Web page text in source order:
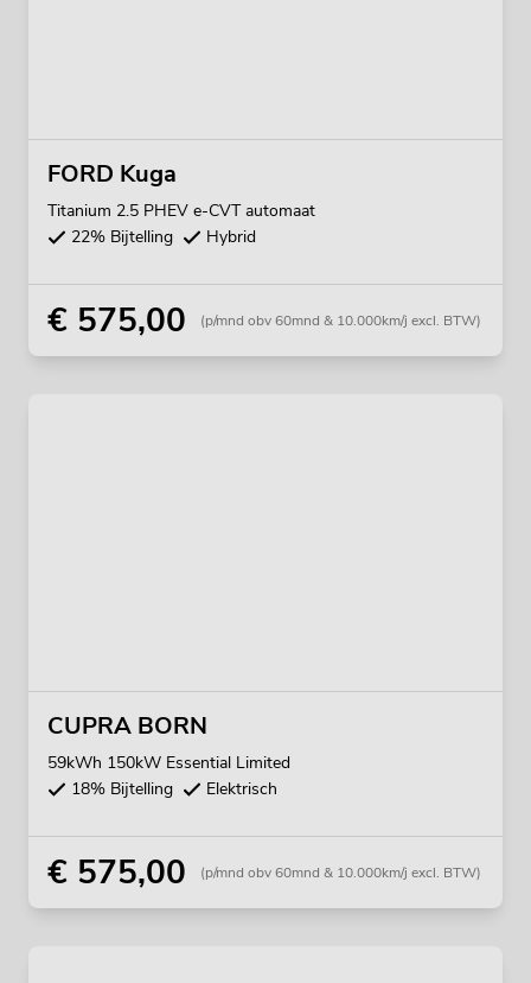
FORD Kuga
Titanium 2.5 PHEV e-CVT automaat
22% Bijtelling
Hybrid
€ 575,00 (p/mnd obv 60mnd & 10.000km/j excl. BTW)
CUPRA BORN
59kWh 150kW Essential Limited
18% Bijtelling
Elektrisch
€ 575,00 (p/mnd obv 60mnd & 10.000km/j excl. BTW)